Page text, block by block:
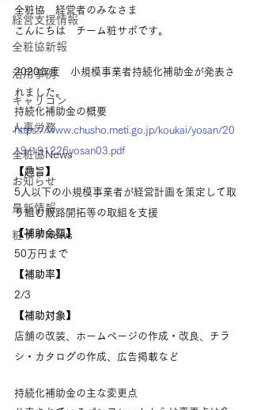
経営支援情報
全粧協新報
活用事例
キャリコン
人事労務
全粧協News
お知らせ
最新情報
粧サポNews
全粧協　経営者のみなさま
こんにちは　チーム粧サポです。
2020年度　小規模事業者持続化補助金が発表さ
れました。
持続化補助金の概要
https://www.chusho.meti.go.jp/koukai/yosan/20
19/191226yosan03.pdf
【趣旨】
5人以下の小規模事業者が経営計画を策定して取
り組む販路開拓等の取組を支援
【補助金額】
50万円まで
【補助率】
2/3
【補助対象】
店舗の改装、ホームページの作成・改良、チラ
シ・カタログの作成、広告掲載など
持続化補助金の主な変更点